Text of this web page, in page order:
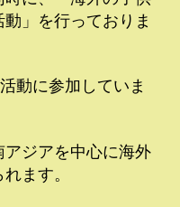
」を行っておりま
動に参加していま
ジアを中心に海外
ます。